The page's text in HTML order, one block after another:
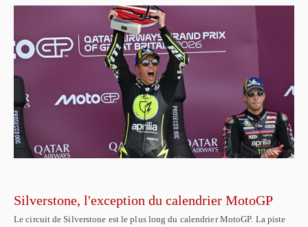
Silverstone, l'exception du calendrier MotoGP
Le circuit de Silverstone est le plus long du calendrier MotoGP. La piste